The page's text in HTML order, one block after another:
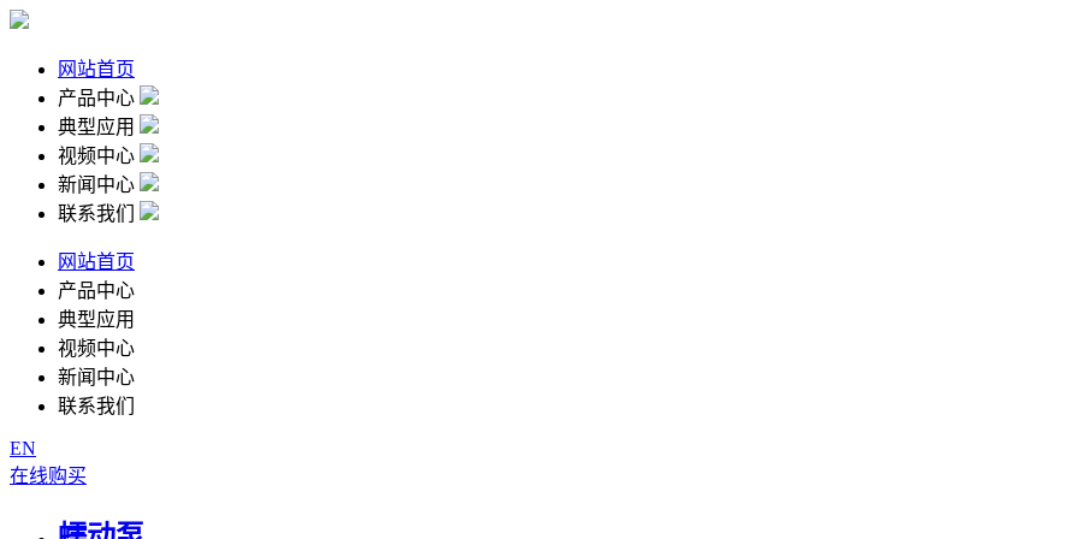
网站首页
产品中心
典型应用
视频中心
新闻中心
联系我们
网站首页
产品中心
典型应用
视频中心
新闻中心
联系我们
EN
在线购买